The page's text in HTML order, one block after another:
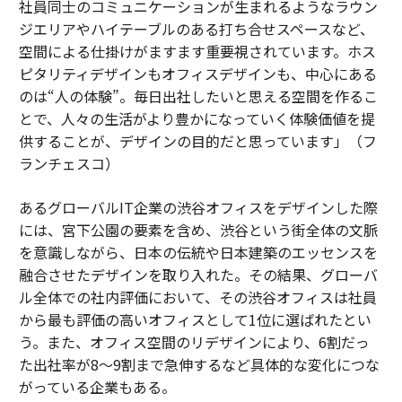
社員同士のコミュニケーションが生まれるようなラウン
ジエリアやハイテーブルのある打ち合せスペースなど、
空間による仕掛けがますます重要視されています。ホス
ピタリティデザインもオフィスデザインも、中心にある
のは“人の体験”。毎日出社したいと思える空間を作るこ
とで、人々の生活がより豊かになっていく体験価値を提
供することが、デザインの目的だと思っています」（フ
ランチェスコ）
あるグローバルIT企業の渋谷オフィスをデザインした際
には、宮下公園の要素を含め、渋谷という街全体の文脈
を意識しながら、日本の伝統や日本建築のエッセンスを
融合させたデザインを取り入れた。その結果、グローバ
ル全体での社内評価において、その渋谷オフィスは社員
から最も評価の高いオフィスとして1位に選ばれたとい
う。また、オフィス空間のリデザインにより、6割だっ
た出社率が8～9割まで急伸するなど具体的な変化につな
がっている企業もある。